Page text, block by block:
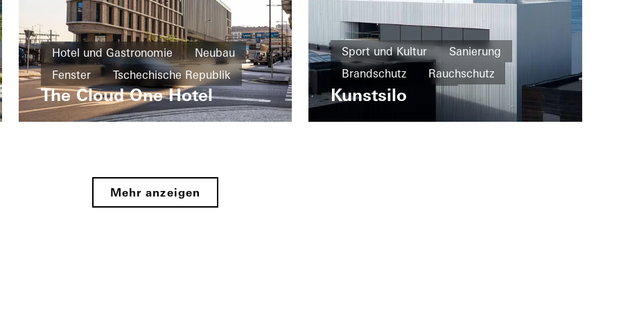
Hotel und Gastronomie
Neubau
Fenster
Tschechische Republik
The Cloud One Hotel
Sport und Kultur
Sanierung
Brandschutz
Rauchschutz
Design und Ästhetik
Kunstsilo
Mehr anzeigen